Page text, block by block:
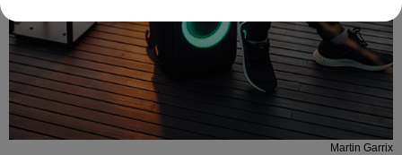
Martin Garrix